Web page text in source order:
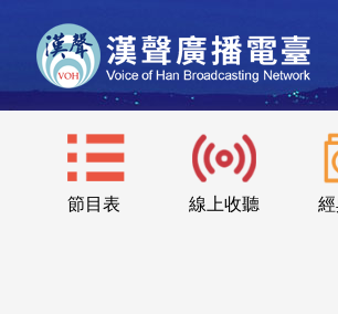
節目表 線上收聽